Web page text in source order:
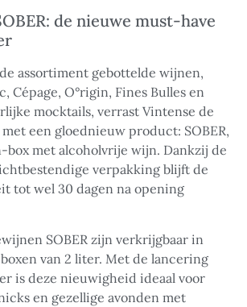
de nieuwe must-have
assortiment gebottelde wijnen,
Cépage, O°rigin, Fines Bulles en
mocktails, verrast Vintense de
een gloednieuw product: SOBER,
box met alcoholvrije wijn. Dankzij de
verpakking blijft de
tot wel 30 dagen na opening
SOBER zijn verkrijgbaar in
van 2 liter. Met de lancering
is deze nieuwigheid ideaal voor
en gezellige avonden met